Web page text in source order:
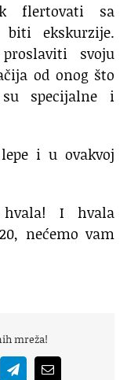
flertovati sa
ekskurzije.
svoju
od onog što
specijalne i
i u ovakvoj
hvala! I hvala
nećemo vam
mreža!
TelegramEmail